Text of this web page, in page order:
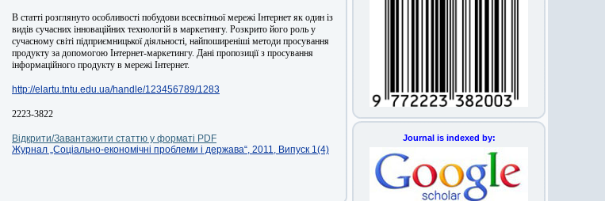
В статті розглянуто особливості побудови всесвітньої мережі Інтернет як один із
видів сучасних інноваційних технологій в маркетингу. Розкрито його роль у
сучасному світі підприємницької діяльності, найпоширеніші методи просування
продукту за допомогою Інтернет-маркетингу. Дані пропозиції з просування
інформаційного продукту в мережі Інтернет.
http://elartu.tntu.edu.ua/handle/123456789/1283
2223-3822
Відкрити/Завантажити статтю у форматі PDF
Журнал „Соціально-економічні проблеми і держава“, 2011, Випуск 1(4)
Journal is indexed by: